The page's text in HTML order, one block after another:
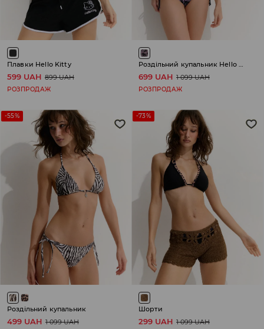
Плавки Hello Kitty
599 UAH 899 UAH
РОЗПРОДАЖ
Роздільний купальник Hello Kitty
699 UAH 1 099 UAH
РОЗПРОДАЖ
-55%
Роздільний купальник
499 UAH 1 099 UAH
-73%
Шорти
299 UAH 1 099 UAH